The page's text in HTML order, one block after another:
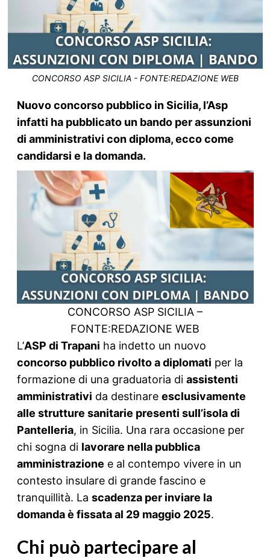
CONCORSO ASP SICILIA - FONTE:REDAZIONE WEB
Nuovo concorso pubblico in Sicilia, l’Asp
infatti ha pubblicato un bando per assunzioni
di amministrativi con diploma, ecco come
candidarsi e la domanda.
CONCORSO ASP SICILIA –
FONTE:REDAZIONE WEB
L’ASP di Trapani ha indetto un nuovo
concorso pubblico rivolto a diplomati per la
formazione di una graduatoria di assistenti
amministrativi da destinare esclusivamente
alle strutture sanitarie presenti sull’isola di
Pantelleria, in Sicilia. Una rara occasione per
chi sogna di lavorare nella pubblica
amministrazione e al contempo vivere in un
contesto insulare di grande fascino e
tranquillità. La scadenza per inviare la
domanda è fissata al 29 maggio 2025.
Chi può partecipare al